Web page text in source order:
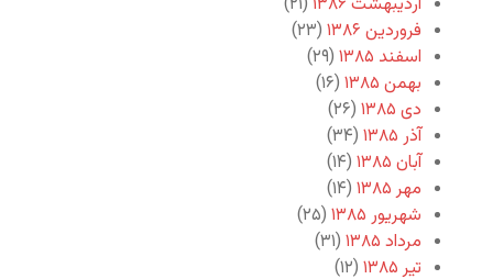
فروردین ۱۳۸۶
(۲۳)
اسفند ۱۳۸۵
(۲۹)
بهمن ۱۳۸۵
(۱۶)
دی ۱۳۸۵
(۲۶)
آذر ۱۳۸۵
(۳۴)
آبان ۱۳۸۵
(۱۴)
مهر ۱۳۸۵
(۱۴)
شهریور ۱۳۸۵
(۲۵)
مرداد ۱۳۸۵
(۳۱)
تیر ۱۳۸۵
(۱۲)